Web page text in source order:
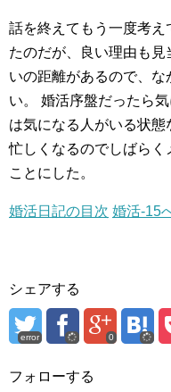
話を終えてもう一度考え
たのだが、良い理由も見
いの距離があるので、
い。
婚活序盤だったら
は気になる人がいる状
忙しくなるのでしばらく
ことにした。
婚活日記の目次 婚活-15
シェアする
error 0
フォローする